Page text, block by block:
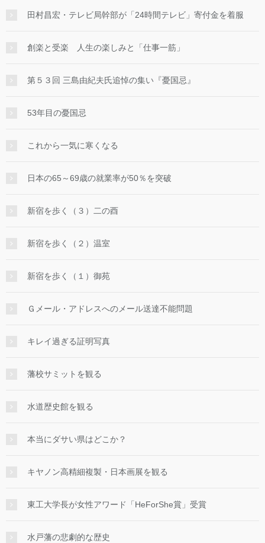
田村昌宏・テレビ局幹部が「24時間テレビ」寄付金を着服
創楽と受楽 人生の楽しみと「仕事一筋」
第５３回 三島由紀夫氏追悼の集い『憂国忌』
53年目の憂国忌
これから一気に寒くなる
日本の65～69歳の就業率が50％を突破
新宿を歩く（３）二の酉
新宿を歩く（２）温室
新宿を歩く（１）御苑
Ｇメール・アドレスへのメール送達不能問題
キレイ過ぎる証明写真
藩校サミットを観る
水道歴史館を観る
本当にダサい県はどこか？
キヤノン高精細複製・日本画展を観る
東工大学長が女性アワード「HeForShe賞」受賞
水戸藩の悲劇的な歴史